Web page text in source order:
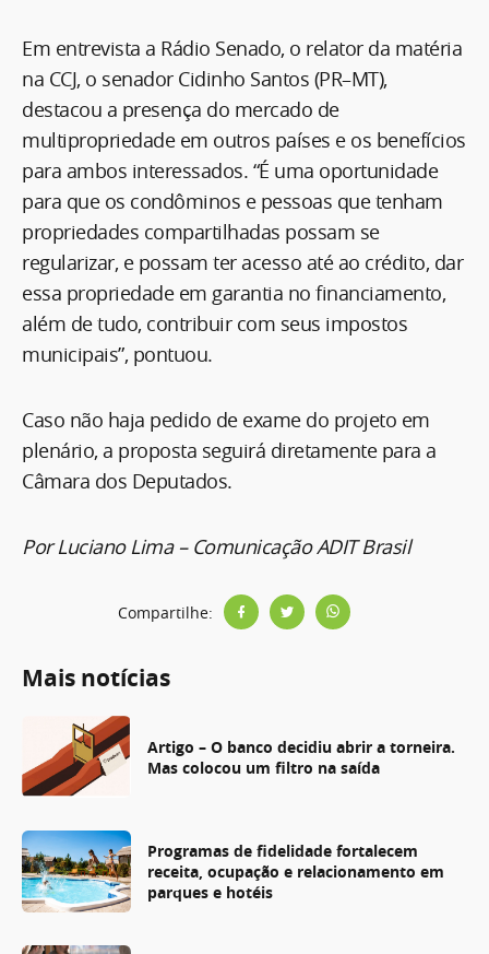
Em entrevista a Rádio Senado, o relator da matéria
na CCJ, o senador Cidinho Santos (PR–MT),
destacou a presença do mercado de
multipropriedade em outros países e os benefícios
para ambos interessados. “É uma oportunidade
para que os condôminos e pessoas que tenham
propriedades compartilhadas possam se
regularizar, e possam ter acesso até ao crédito, dar
essa propriedade em garantia no financiamento,
além de tudo, contribuir com seus impostos
municipais”, pontuou.
Caso não haja pedido de exame do projeto em
plenário, a proposta seguirá diretamente para a
Câmara dos Deputados.
Por Luciano Lima – Comunicação ADIT Brasil
Compartilhe:
Mais notícias
Artigo – O banco decidiu abrir a torneira.
Mas colocou um filtro na saída
Programas de fidelidade fortalecem
receita, ocupação e relacionamento em
parques e hotéis